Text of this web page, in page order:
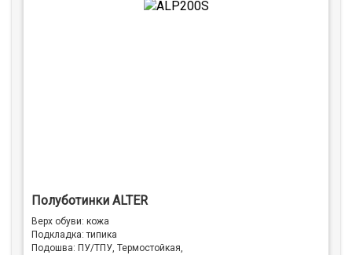
Полуботинки ALTER
Верх обуви: кожа
Подкладка: типика
Подошва: ПУ/ТПУ, Термостойкая,